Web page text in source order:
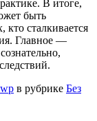
В итоге,
быть
сталкивается
Главное —
в рубрике Без